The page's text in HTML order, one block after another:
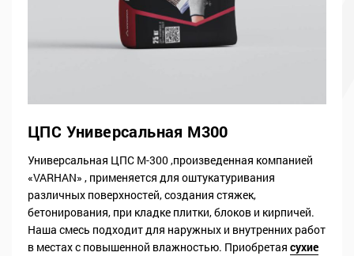
ЦПС Универсальная М300
Универсальная ЦПС М-300 ,произведенная компанией
«VARHAN» , применяется для оштукатуривания
различных поверхностей, создания стяжек,
бетонирования, при кладке плитки, блоков и кирпичей.
Наша смесь подходит для наружных и внутренних работ
в местах с повышенной влажностью. Приобретая сухие